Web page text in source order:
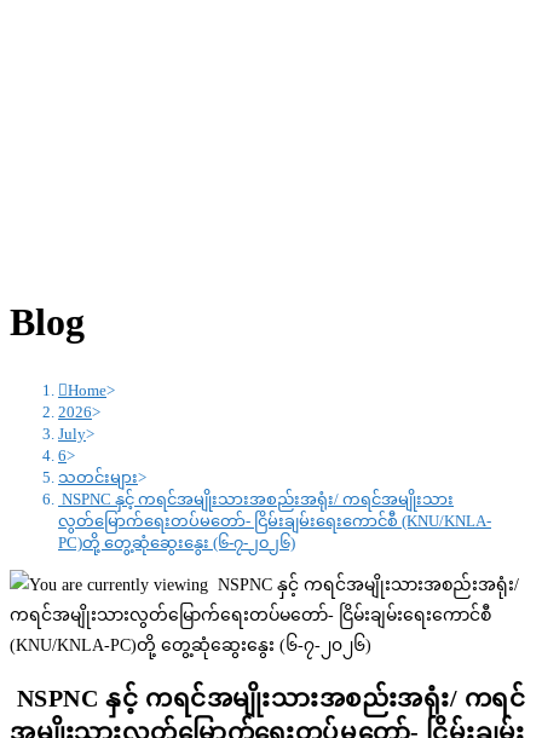
Blog
Home>
2026>
July>
6>
သတင်းများ>
NSPNC နှင့် ကရင်အမျိုးသားအစည်းအရုံး/ ကရင်အမျိုးသား
လွတ်မြောက်ရေးတပ်မတော်- ငြိမ်းချမ်းရေးကောင်စီ (KNU/KNLA-
PC)တို့ တွေ့ဆုံဆွေးနွေး (၆-၇-၂၀၂၆)
NSPNC နှင့် ကရင်အမျိုးသားအစည်းအရုံး/ ကရင်
အမျိုးသားလွတ်မြောက်ရေးတပ်မတော်- ငြိမ်းချမ်း